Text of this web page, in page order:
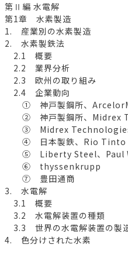
第Ⅱ編 水電解
第1章 水素製造
1. 産業別の水素製造
2. 水素製鉄法
2.1 概要
2.2 業界分析
2.3 欧州の取り組み
2.4 企業動向
① 神戸製鋼所、
② 神戸製鋼所、Midrex
③ Midrex
④ 日本製鉄、Rio Tinto
⑤ Liberty Steel、Paul
⑥ thyssenkrupp
⑦ 豊田通商
3. 水電解
3.1 概要
3.2 水電解装置の種類
3.3 世界の水電解装置の製
4. 色分けされた水素